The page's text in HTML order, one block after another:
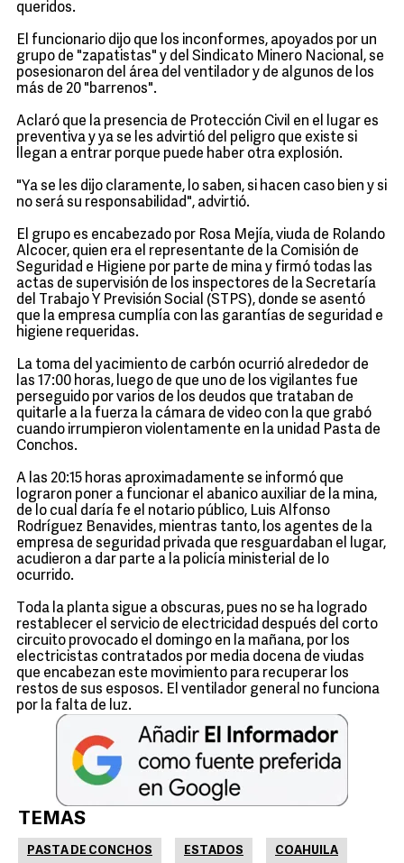
queridos.
El funcionario dijo que los inconformes, apoyados por un
grupo de "zapatistas" y del Sindicato Minero Nacional, se
posesionaron del área del ventilador y de algunos de los
más de 20 "barrenos".
Aclaró que la presencia de Protección Civil en el lugar es
preventiva y ya se les advirtió del peligro que existe si
llegan a entrar porque puede haber otra explosión.
"Ya se les dijo claramente, lo saben, si hacen caso bien y si
no será su responsabilidad", advirtió.
El grupo es encabezado por Rosa Mejía, viuda de Rolando
Alcocer, quien era el representante de la Comisión de
Seguridad e Higiene por parte de mina y firmó todas las
actas de supervisión de los inspectores de la Secretaría
del Trabajo Y Previsión Social (STPS), donde se asentó
que la empresa cumplía con las garantías de seguridad e
higiene requeridas.
La toma del yacimiento de carbón ocurrió alrededor de
las 17:00 horas, luego de que uno de los vigilantes fue
perseguido por varios de los deudos que trataban de
quitarle a la fuerza la cámara de video con la que grabó
cuando irrumpieron violentamente en la unidad Pasta de
Conchos.
A las 20:15 horas aproximadamente se informó que
lograron poner a funcionar el abanico auxiliar de la mina,
de lo cual daría fe el notario público, Luis Alfonso
Rodríguez Benavides, mientras tanto, los agentes de la
empresa de seguridad privada que resguardaban el lugar,
acudieron a dar parte a la policía ministerial de lo
ocurrido.
Toda la planta sigue a obscuras, pues no se ha logrado
restablecer el servicio de electricidad después del corto
circuito provocado el domingo en la mañana, por los
electricistas contratados por media docena de viudas
que encabezan este movimiento para recuperar los
restos de sus esposos. El ventilador general no funciona
por la falta de luz.
TEMAS
PASTA DE CONCHOS ESTADOS COAHUILA